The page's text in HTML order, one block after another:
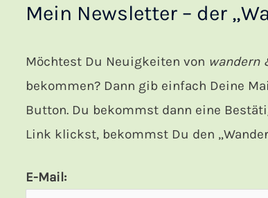
Mein Newsletter – der
Möchtest Du Neuigkeiten von wandern
bekommen? Dann gib einfach Deine
Button. Du bekommst dann eine
Link klickst, bekommst Du den
E-Mail: